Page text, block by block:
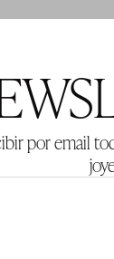
por email